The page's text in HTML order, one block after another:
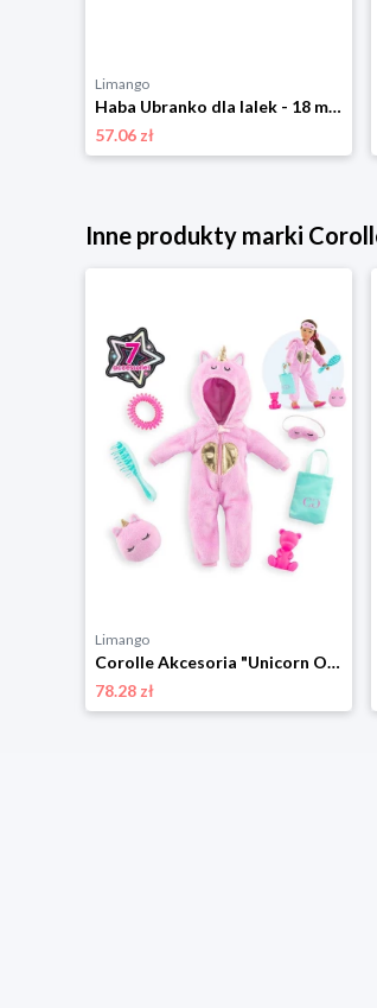
Limango
Haba Ubranko dla lalek - 18 m+ rozmiar: onesize
57.06 zł
Inne produkty marki
Limango
Corolle Akcesoria "Unicorn Onesie" dla lalek - 4+ rozmiar: onesize
78.28 zł